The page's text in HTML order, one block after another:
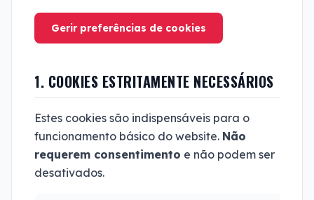
Gerir preferências de cookies
1. COOKIES ESTRITAMENTE NECESSÁRIOS
Estes cookies são indispensáveis para o
funcionamento básico do website. Não
requerem consentimento e não podem ser
desativados.